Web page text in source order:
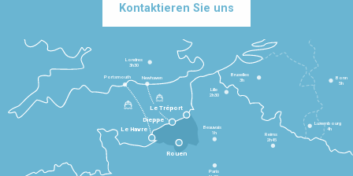
Kontaktieren Sie uns
Le Havre
Dieppe
Le Tréport
Paris
Beauvais
1h
Reims
2h45
Lille
2h30
Bruxelles
3h
Londres
3h30
Newhaven
Portsmouth
Bonn
5h
Luxembourg
4h
Rouen